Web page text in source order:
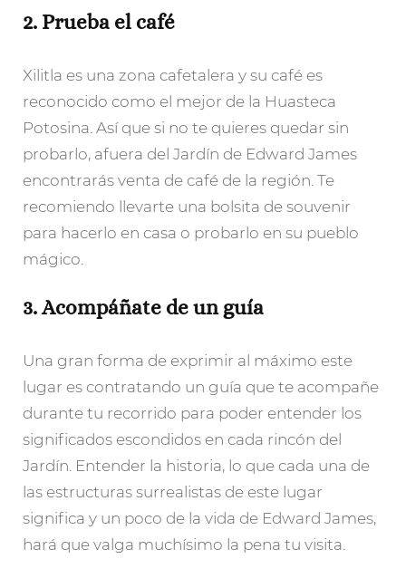
2. Prueba el café
Xilitla es una zona cafetalera y su café es
reconocido como el mejor de la Huasteca
Potosina. Así que si no te quieres quedar sin
probarlo, afuera del Jardín de Edward James
encontrarás venta de café de la región. Te
recomiendo llevarte una bolsita de souvenir
para hacerlo en casa o probarlo en su pueblo
mágico.
3. Acompáñate de un guía
Una gran forma de exprimir al máximo este
lugar es contratando un guía que te acompañe
durante tu recorrido para poder entender los
significados escondidos en cada rincón del
Jardín. Entender la historia, lo que cada una de
las estructuras surrealistas de este lugar
significa y un poco de la vida de Edward James,
hará que valga muchísimo la pena tu visita.